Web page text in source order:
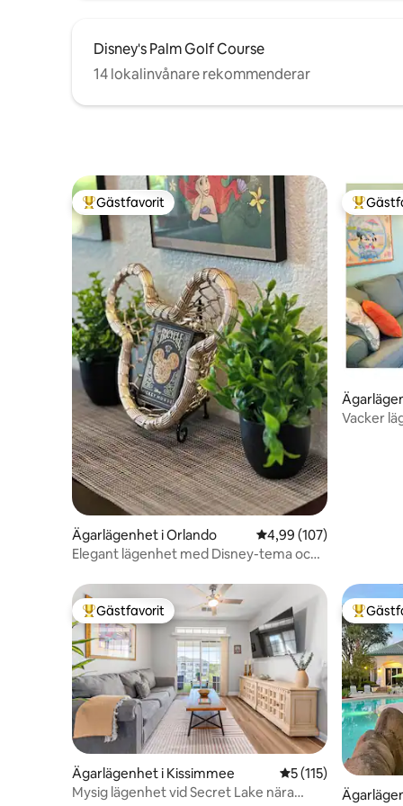
Disney's Palm Golf Course
14 lokalinvånare rekommenderar
Populär gästfavorit
Gästfavorit
Ägarlägenhet i Orlando 4,99 av 5 i
4,99 (107)
Elegant lägenhet med Disney-tema och
Vacker
Populär gästfavorit
Gästfavorit
Ägarlägenhet i Kissimmee 5 av 5 i
5 (115)
Mysig lägenhet vid Secret Lake nära